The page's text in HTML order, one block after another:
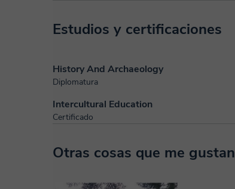
Estudios y certificaciones
History And Archaeology
Diplomatura
Intercultural Education
Certificado
Otras cosas que me gustan